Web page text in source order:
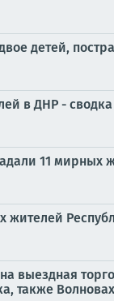
детей,
в ДНР - сводка
11 мирных
выездная
также